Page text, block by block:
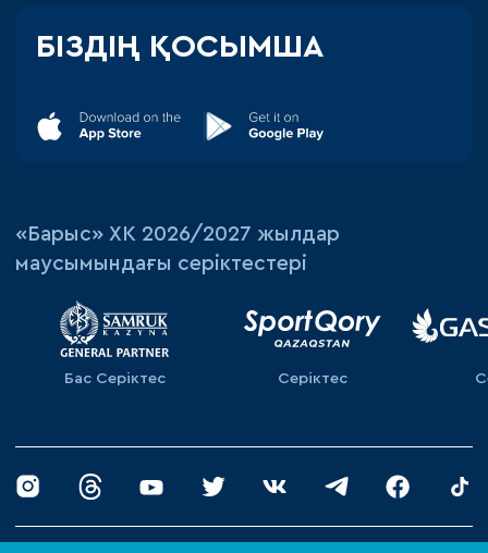
БІЗДІҢ ҚОСЫМША
«‎Барыс»‎ ХК 2026/2027 жылдар
маусымындағы серіктестері
Бас Серіктес Серіктес